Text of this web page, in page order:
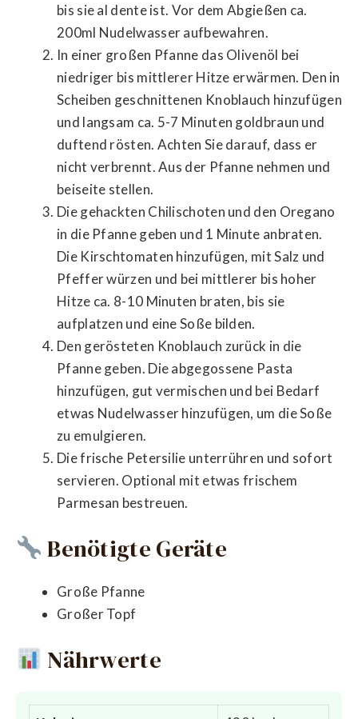
bis sie al dente ist. Vor dem Abgießen ca.
200ml Nudelwasser aufbewahren.
In einer großen Pfanne das Olivenöl bei
niedriger bis mittlerer Hitze erwärmen. Den in
Scheiben geschnittenen Knoblauch hinzufügen
und langsam ca. 5-7 Minuten goldbraun und
duftend rösten. Achten Sie darauf, dass er
nicht verbrennt. Aus der Pfanne nehmen und
beiseite stellen.
Die gehackten Chilischoten und den Oregano
in die Pfanne geben und 1 Minute anbraten.
Die Kirschtomaten hinzufügen, mit Salz und
Pfeffer würzen und bei mittlerer bis hoher
Hitze ca. 8-10 Minuten braten, bis sie
aufplatzen und eine Soße bilden.
Den gerösteten Knoblauch zurück in die
Pfanne geben. Die abgegossene Pasta
hinzufügen, gut vermischen und bei Bedarf
etwas Nudelwasser hinzufügen, um die Soße
zu emulgieren.
Die frische Petersilie unterrühren und sofort
servieren. Optional mit etwas frischem
Parmesan bestreuen.
Benötigte Geräte
Große Pfanne
Großer Topf
Nährwerte